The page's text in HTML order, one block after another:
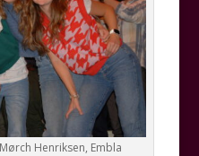
Henriksen, Embla